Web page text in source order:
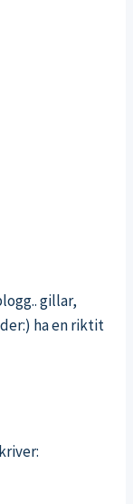
gillar,
ha en riktit